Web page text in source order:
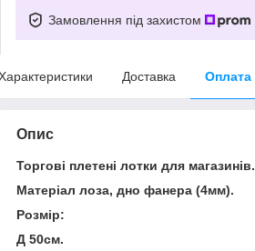
Замовлення під захистом
Доставка Оплата
Опис
Торгові плетені лотки для магазинів.
Матеріал лоза, дно фанера (4мм).
Розмір:
Д 50см.